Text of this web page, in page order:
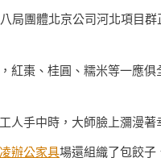
局團體北京公司河北項目
紅棗、桂圓、糯米等一應
人手中時，大師臉上瀰漫著
辦公家具場還組織了包餃子